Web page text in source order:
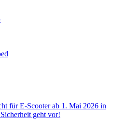
für E-Scooter ab 1. Mai 2026 in
geht vor!